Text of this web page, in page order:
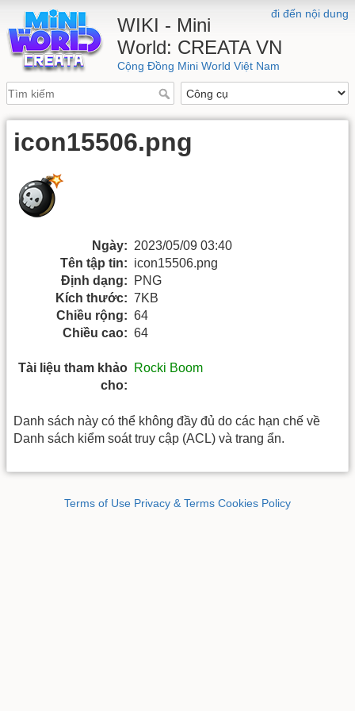
đi đến nội dung
WIKI - Mini
World: CREATA VN
Cộng Đồng Mini World Việt Nam
icon15506.png
Ngày: 2023/05/09 03:40
Tên tập tin: icon15506.png
Định dạng:
PNG
Kích thước: 7KB
Chiều rộng: 64
Chiều cao: 64
Tài liệu tham khảo
cho:
Rocki Boom
Danh sách này có thể không đầy đủ do các hạn chế về
Danh sách kiểm soát truy cập (ACL) và trang ẩn.
Terms of Use Privacy & Terms Cookies Policy